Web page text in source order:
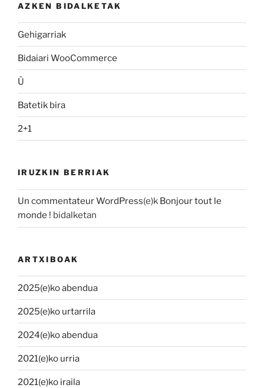
AZKEN BIDALKETAK
Gehigarriak
Bidaiari WooCommerce
Ü
Batetik bira
2+1
IRUZKIN BERRIAK
Un commentateur WordPress(e)k Bonjour tout le
monde ! bidalketan
ARTXIBOAK
2025(e)ko abendua
2025(e)ko urtarrila
2024(e)ko abendua
2021(e)ko urria
2021(e)ko iraila